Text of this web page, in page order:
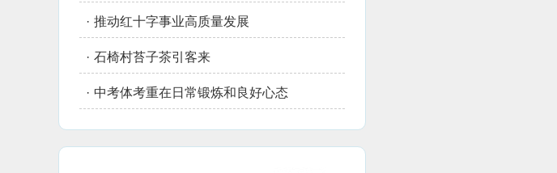
· 推动红十字事业高质量发展
· 石椅村苔子茶引客来
· 中考体考重在日常锻炼和良好心态